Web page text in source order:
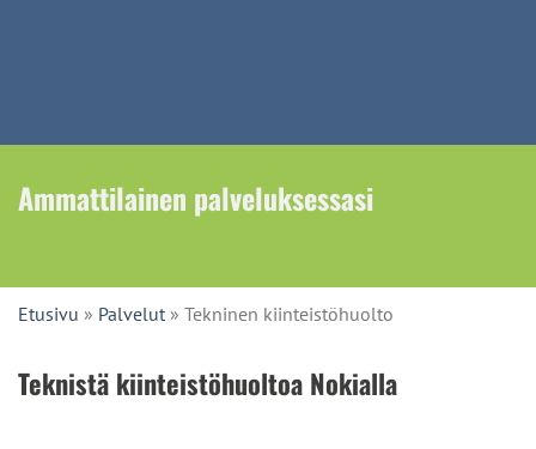
Ammattilainen palveluksessasi
Etusivu » Palvelut » Tekninen kiinteistöhuolto
Teknistä kiinteistöhuoltoa Nokialla